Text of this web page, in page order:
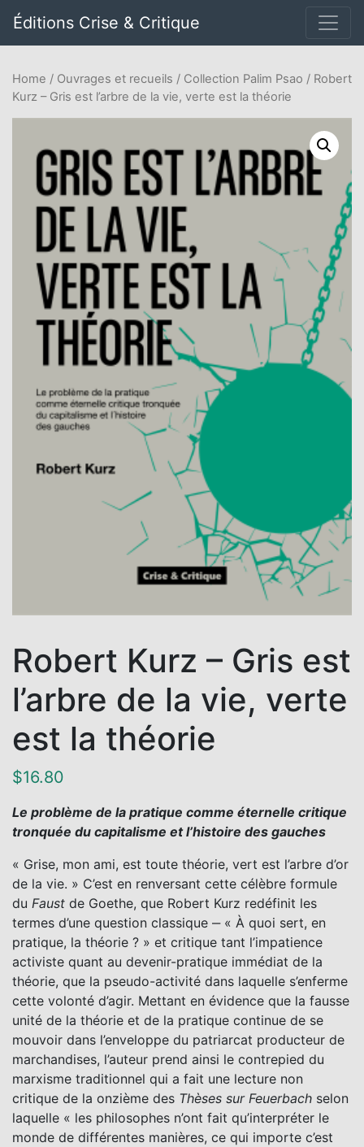
Éditions Crise & Critique
Home / Ouvrages et recueils / Collection Palim Psao / Robert
Kurz – Gris est l’arbre de la vie, verte est la théorie
Robert Kurz – Gris est
l’arbre de la vie, verte
est la théorie
$16.80
Le problème de la pratique comme éternelle critique
tronquée du capitalisme et l’histoire des gauches
« Grise, mon ami, est toute théorie, vert est l’arbre d’or
de la vie. » C’est en renversant cette célèbre formule
du Faust de Goethe, que Robert Kurz redéfinit les
termes d’une question classique ‒ « À quoi sert, en
pratique, la théorie ? » et critique tant l’impatience
activiste quant au devenir-pratique immédiat de la
théorie, que la pseudo-activité dans laquelle s’enferme
cette volonté d’agir. Mettant en évidence que la fausse
unité de la théorie et de la pratique continue de se
mouvoir dans l’enveloppe du patriarcat producteur de
marchandises, l’auteur prend ainsi le contrepied du
marxisme traditionnel qui a fait une lecture non
critique de la onzième des Thèses sur Feuerbach selon
laquelle « les philosophes n’ont fait qu’interpréter le
monde de différentes manières, ce qui importe c’est